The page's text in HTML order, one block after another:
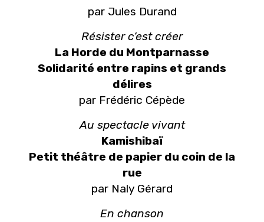
par Jules Durand
Résister c’est créer
La Horde du Montparnasse
Solidarité entre rapins et grands
délires
par Frédéric Cépède
Au spectacle vivant
Kamishibaï
Petit théâtre de papier du coin de la
rue
par Naly Gérard
En chanson